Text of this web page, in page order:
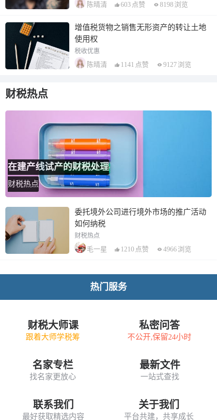
陈晴清
603 点赞 8198 浏览
增值税货物之销售无形资产的转让土地
使用权
税收优惠
陈晴清
1141 点赞 9127 浏览
财税热点
在建产线试产的财税处理
财税热点
委托境外公司进行境外市场的推广活动
如何纳税
财税热点
毛一星
1210 点赞 4966 浏览
热门服务
财税大师课
跟着大师学税筹
私密问答
不公开,保留24小时
名家专栏
找名家更放心
最新文件
一站式查找
联系我们
最好获取精选内容
关于我们
平台共建，共享成长